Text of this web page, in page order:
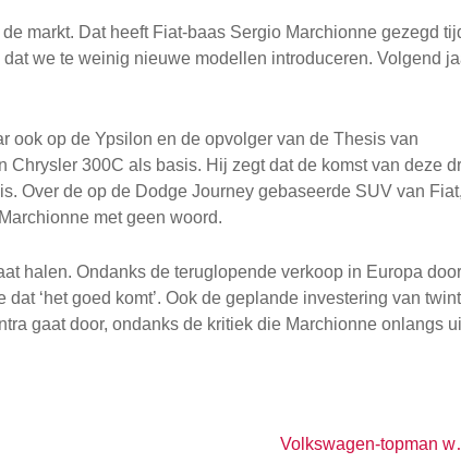
de markt. Dat heeft Fiat-baas Sergio Marchionne gezegd
we te weinig nieuwe modellen introduceren. Volgend
ook op de Ypsilon en de opvolger van de Thesis van
Chrysler 300C als basis. Hij zegt dat de komst van deze
Over de op de Dodge Journey gebaseerde SUV van
met geen woord.
halen. Ondanks de teruglopende verkoop in Europa
‘het goed komt’. Ook de geplande investering van
gaat door, ondanks de kritiek die Marchionne onlangs